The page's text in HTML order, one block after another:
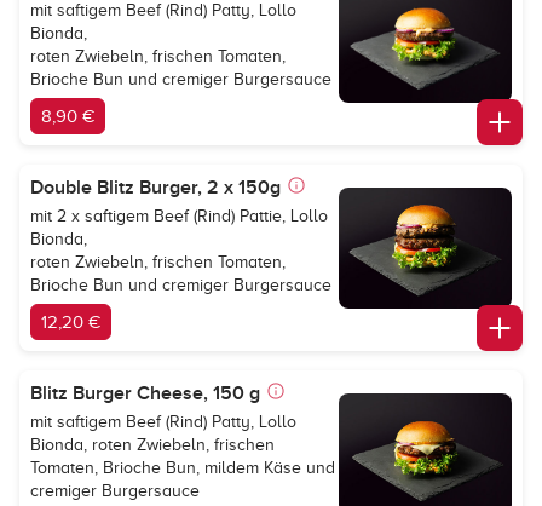
mit saftigem Beef (Rind) Patty, Lollo
Bionda,
roten Zwiebeln, frischen Tomaten,
Brioche Bun und cremiger Burgersauce
8,90 €
Double Blitz Burger, 2 x 150g
mit 2 x saftigem Beef (Rind) Pattie, Lollo
Bionda,
roten Zwiebeln, frischen Tomaten,
Brioche Bun und cremiger Burgersauce
12,20 €
Blitz Burger Cheese, 150 g
mit saftigem Beef (Rind) Patty, Lollo
Bionda, roten Zwiebeln, frischen
Tomaten, Brioche Bun, mildem Käse und
cremiger Burgersauce